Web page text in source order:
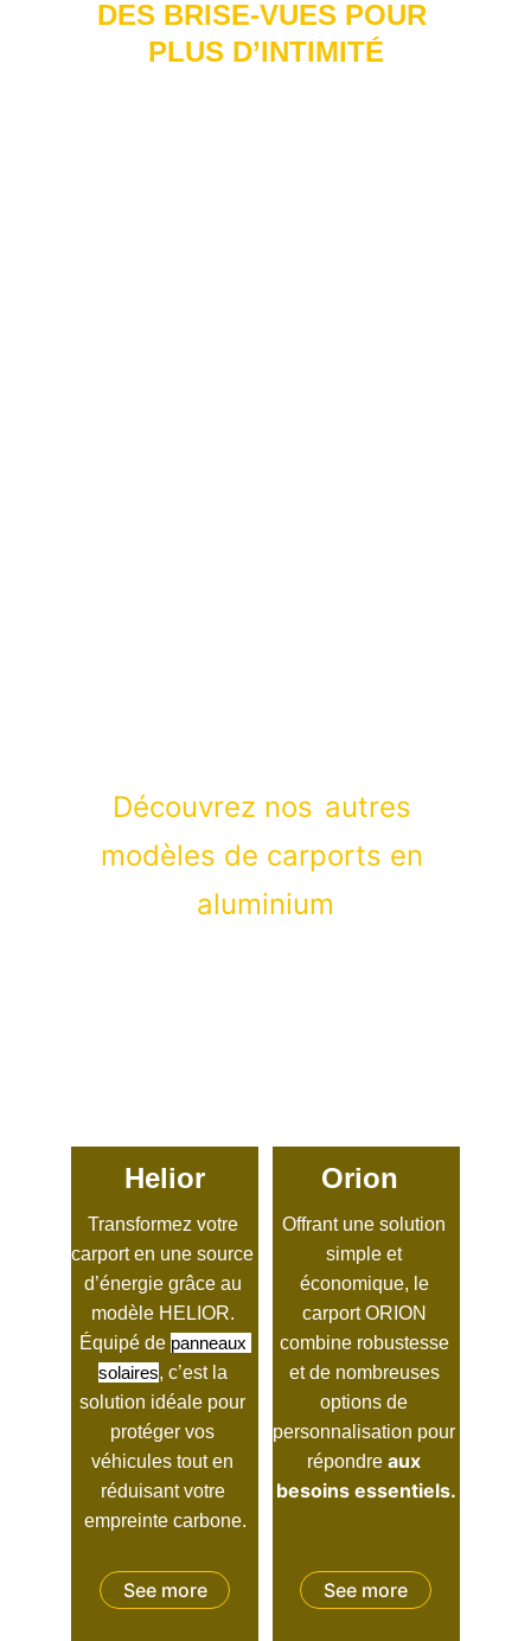
DES BRISE-VUES POUR
PLUS D’INTIMITÉ
Découvrez nos autres
modèles de carports en
aluminium
Helior
See more
Transformez votre
carport en une source
d’énergie grâce au
modèle HELIOR.
Équipé de panneaux
solaires, c’est la
solution idéale pour
protéger vos
véhicules tout en
réduisant votre
empreinte carbone.
Orion
Offrant une solution
simple et
économique, le
carport ORION
combine robustesse
et de nombreuses
options de
personnalisation pour
répondre aux
besoins essentiels.
See more